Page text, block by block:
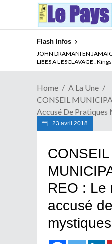
Flash Infos
ABSENCE PROLONGEE DE
Qui pilote le Cameroun ?
Home
A La Une
CONSEIL
Accusé De Pratiques
23 avril 2018
CONSEIL
REO : Le
accusé
mystiques